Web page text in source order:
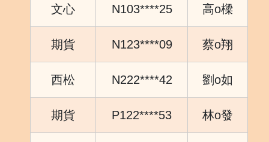
文心 N103****25 高o樑
期貨 N123****09 蔡o翔
西松 N222****42 劉o如
期貨 P122****53 林o發